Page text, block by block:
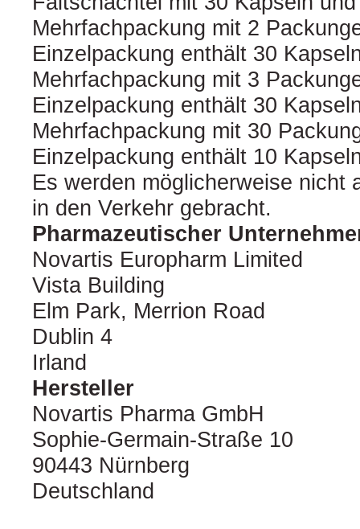
Mehrfachpackung mit 2
Einzelpackung enthält 30
Mehrfachpackung mit 3
Einzelpackung enthält 30
Mehrfachpackung mit 30
Einzelpackung enthält 10
Es werden möglicherweise nicht
in den Verkehr gebracht.
Pharmazeutischer
Novartis Europharm Limited
Vista Building
Elm Park, Merrion Road
Dublin 4
Irland
Hersteller
Novartis Pharma GmbH
Sophie-Germain-Straße 10
90443 Nürnberg
Deutschland